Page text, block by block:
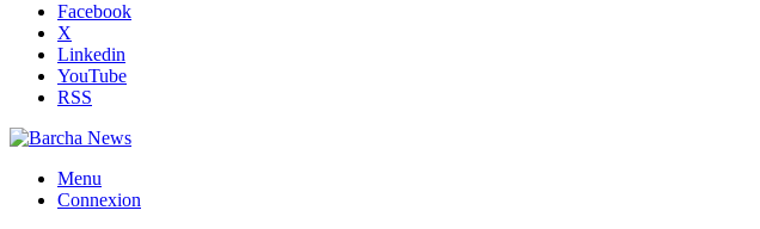
Facebook
X
Linkedin
YouTube
RSS
Menu
Connexion